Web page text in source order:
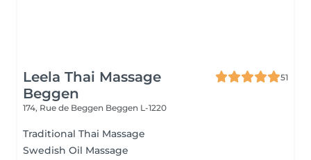
Leela Thai Massage
Beggen
51
174, Rue de Beggen Beggen L-1220
Traditional Thai Massage
Swedish Oil Massage